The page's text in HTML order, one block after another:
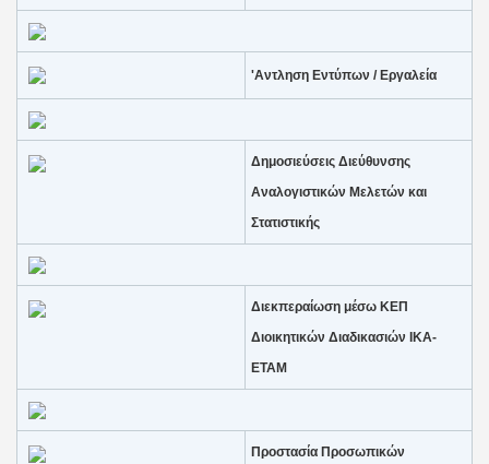
'Αντληση Εντύπων / Εργαλεία
Δημοσιεύσεις Διεύθυνσης
Αναλογιστικών Μελετών και
Στατιστικής
Διεκπεραίωση μέσω ΚΕΠ
Διοικητικών Διαδικασιών ΙΚΑ-
ΕΤΑΜ
Προστασία Προσωπικών